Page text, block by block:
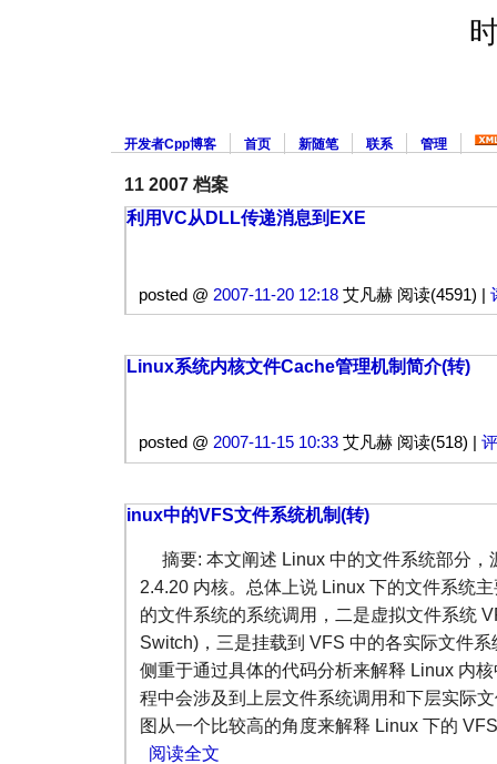
开发者Cpp博客 首页 新随笔 联系 管理
11 2007 档案
利用VC从DLL传递消息到EXE
posted @ 2007-11-20 12:18艾凡赫 阅读(4591) |
Linux系统内核文件Cache管理机制简介(转)
posted @ 2007-11-15 10:33艾凡赫 阅读(518) |
inux中的VFS文件系统机制(转)
摘要: 本文阐述 Linux 中的文件系统部分，
2.4.20 内核。总体上说 Linux 下的文件系统
的文件系统的系统调用，二是虚拟文件系统
Switch)，三是挂载到 VFS 中的各实际文件
侧重于通过具体的代码分析来解释 Linux 内
程中会涉及到上层文件系统调用和下层实际
图从一个比较高的角度来解释 Linux 下的
阅读全文